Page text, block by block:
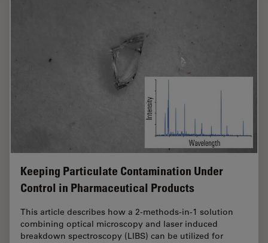
Keeping Particulate Contamination Under
Control in Pharmaceutical Products
This article describes how a 2-methods-in-1 solution
combining optical microscopy and laser induced
breakdown spectroscopy (LIBS) can be utilized for